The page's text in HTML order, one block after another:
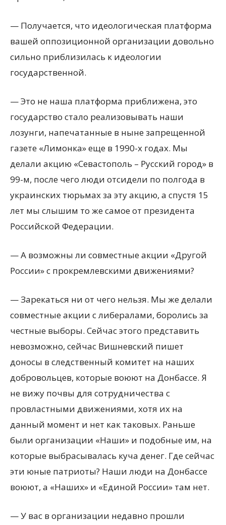
— Получается, что идеологическая платформа
вашей оппозиционной организации довольно
сильно приблизилась к идеологии
государственной.
— Это не наша платформа приближена, это
государство стало реализовывать наши
лозунги, напечатанные в ныне запрещенной
газете «Лимонка» еще в 1990-х годах. Мы
делали акцию «Севастополь – Русский город» в
99-м, после чего люди отсидели по полгода в
украинских тюрьмах за эту акцию, а спустя 15
лет мы слышим то же самое от президента
Российской Федерации.
— А возможны ли совместные акции «Другой
России» с прокремлевскими движениями?
— Зарекаться ни от чего нельзя. Мы же делали
совместные акции с либералами, боролись за
честные выборы. Сейчас этого представить
невозможно, сейчас Вишневский пишет
доносы в следственный комитет на наших
добровольцев, которые воюют на Донбассе. Я
не вижу почвы для сотрудничества с
провластными движениями, хотя их на
данный момент и нет как таковых. Раньше
были организации «Наши» и подобные им, на
которые выбрасывалась куча денег. Где сейчас
эти юные патриоты? Наши люди на Донбассе
воюют, а «Наших» и «Единой России» там нет.
— У вас в организации недавно прошли